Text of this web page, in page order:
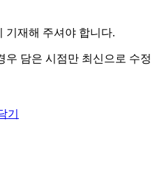
기재해 주셔야 합니다.
우 담은 시점만 최신으로 수정
기